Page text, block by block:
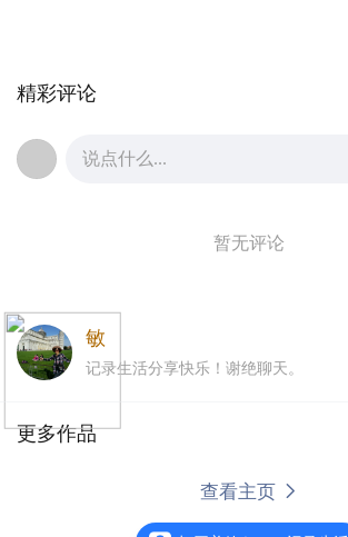
精彩评论
说点什么...
暂无评论
敏
记录生活分享快乐！谢绝聊天。
更多作品
查看主页